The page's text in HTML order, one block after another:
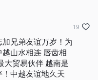
兄弟友谊万岁！为
山水相连 唇齿相
大贸易伙伴 越南是
中越友谊地久天
19